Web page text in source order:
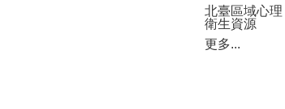
北臺區域心理
衛生資源
更多...